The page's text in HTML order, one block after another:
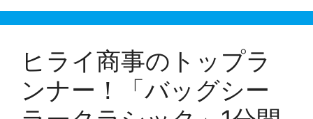
ヒライ商事のトップラ
ンナー！「バッグシー